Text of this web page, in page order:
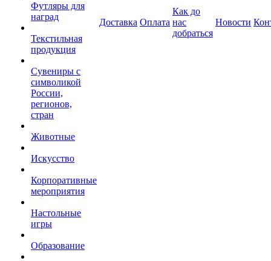
Футляры для
наград
Текстильная
продукция
Сувениры с
символикой
России,
регионов,
стран
Животные
Искусство
Корпоративные
мероприятия
Настольные
игры
Образование
Доставка Оплата
Как до
нас
добраться
Новости